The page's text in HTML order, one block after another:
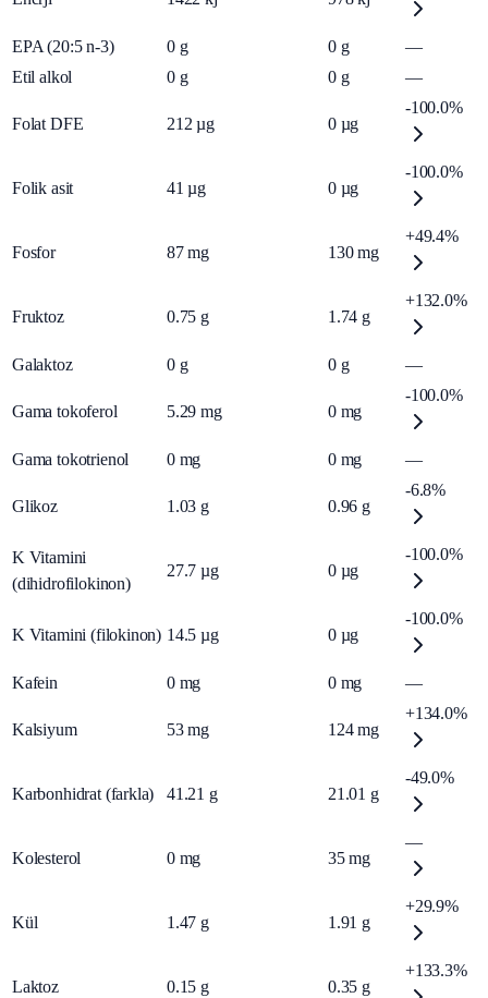
EPA (20:5 n-3) 0 g 0 g
—
Etil alkol
0 g 0 g —
Folat DFE 212 µg 0 µg
-100.0%
Folik asit 41 µg 0 µg
-100.0%
Fosfor 87 mg 130 mg
+49.4%
Fruktoz 0.75 g 1.74 g
+132.0%
Galaktoz 0 g 0 g —
Gama tokoferol 5.29 mg 0 mg
-100.0%
Gama tokotrienol 0 mg 0 mg —
Glikoz 1.03 g 0.96 g
-6.8%
K Vitamini
(dihidrofilokinon)
27.7 µg 0 µg
-100.0%
K Vitamini (filokinon) 14.5 µg 0 µg
-100.0%
Kafein 0 mg 0 mg —
Kalsiyum 53 mg 124 mg
+134.0%
Karbonhidrat (farkla) 41.21 g 21.01 g
-49.0%
Kolesterol 0 mg 35 mg
—
Kül 1.47 g 1.91 g
+29.9%
Laktoz 0.15 g 0.35 g
+133.3%